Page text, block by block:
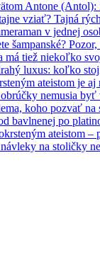
Antone (Antol):
vziať? Tajná
v jednej
šampanské?
má tiež niekoľko
luxus: koľko
ateistom je aj
nemusia byť
koho pozvať na
bavlnenej po
ateistom –
na stoličky